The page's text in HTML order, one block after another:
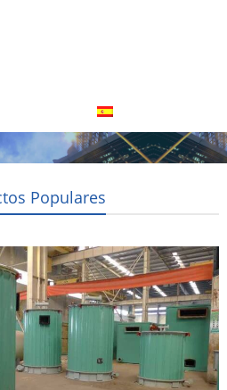
Populares